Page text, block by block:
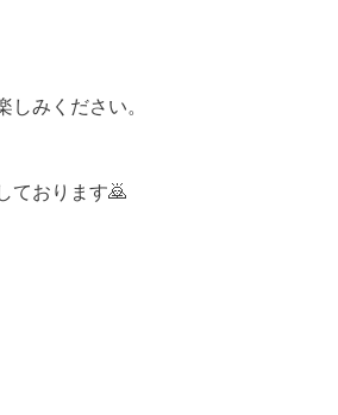
しみください。
ております🙇